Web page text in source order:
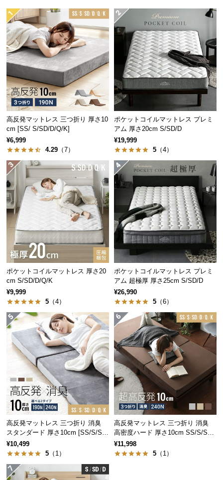
型
商
品
の
配
に
つ
い
て
小
型
商
の
配
送
つ
い
て
開
梱
設
置
サ
ビ
ス
つ
い
て
搬
入
経
路
に
超極厚25㎝が生む抜群の安定感
マットレスは厚みが増すほどにクッション性が上が
り、大柄な方でも底に付く心配がありません。
マットレスの厚み 25㎝
こだわりの9層構造
9層もの内部構造が高いクッション性や耐久性を生み
出し、しっかりと体圧を分散します。
贅沢仕様のWウレタン
4㎝と3㎝の極厚ウレタンが底付き感を無くし、ふん
わりと包み込むような寝心地を生み出します。
高反発マットレス 三つ折り 厚さ10
cm [SS/ S/SD/D/Q/K]
¥6,999
4.29 （7）
ポケットコイルマットレス プレミ
アム 厚さ20cm S/SD/D
¥19,999
5 （4）
ポケットコイルマットレス 厚さ20
cm S/SD/D/Q/K
¥9,999
5 （4）
ポケットコイルマットレス プレミ
アム 超極厚 厚さ25cm S/SD/D
¥26,990
5 （6）
高反発マットレス 三つ折り 消臭
スタンダード 厚さ10cm [SS/S/SD/
D/Q/K]
¥10,499
5 （1）
高反発マットレス 三つ折り 消臭
高密度ハード 厚さ10cm SS/S/SD/
D/Q/K
¥11,998
5 （1）